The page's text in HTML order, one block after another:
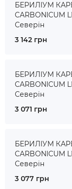
БЕРИЛІУМ
CARBONICUM
Северін
3 142 грн
БЕРИЛІУМ
CARBONICUM
Северін
3 071 грн
БЕРИЛІУМ
CARBONICUM
Северін
3 077 грн